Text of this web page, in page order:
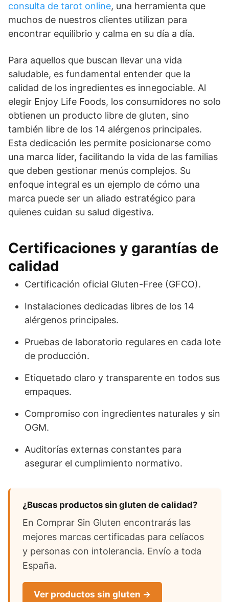
consulta de tarot online, una herramienta que
muchos de nuestros clientes utilizan para
encontrar equilibrio y calma en su día a día.
Para aquellos que buscan llevar una vida
saludable, es fundamental entender que la
calidad de los ingredientes es innegociable. Al
elegir Enjoy Life Foods, los consumidores no solo
obtienen un producto libre de gluten, sino
también libre de los 14 alérgenos principales.
Esta dedicación les permite posicionarse como
una marca líder, facilitando la vida de las familias
que deben gestionar menús complejos. Su
enfoque integral es un ejemplo de cómo una
marca puede ser un aliado estratégico para
quienes cuidan su salud digestiva.
Certificaciones y garantías de
calidad
Certificación oficial Gluten-Free (GFCO).
Instalaciones dedicadas libres de los 14
alérgenos principales.
Pruebas de laboratorio regulares en cada lote
de producción.
Etiquetado claro y transparente en todos sus
empaques.
Compromiso con ingredientes naturales y sin
OGM.
Auditorías externas constantes para
asegurar el cumplimiento normativo.
¿Buscas productos sin gluten de calidad?
En Comprar Sin Gluten encontrarás las
mejores marcas certificadas para celíacos
y personas con intolerancia. Envío a toda
España.
Ver productos sin gluten →